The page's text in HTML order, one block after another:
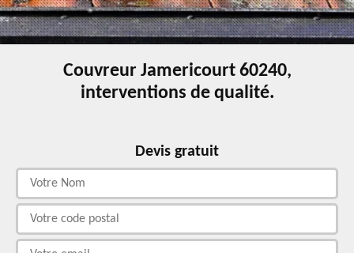
Couvreur Jamericourt 60240,
interventions de qualité.
Devis gratuit